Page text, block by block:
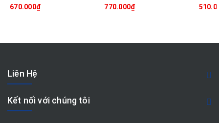
40cm
670.000₫
khiển, Sải cánh 40cm
770.000₫
45cm
Liên Hệ
Kết nối với chúng tôi